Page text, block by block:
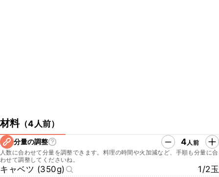
材料（4人前）
分量の調整 4人前
人数に合わせて分量を調整できます。料理の時間や火加減など、手順も分量に合
わせて調整してくださいね。
キャベツ (350g)
1/2玉